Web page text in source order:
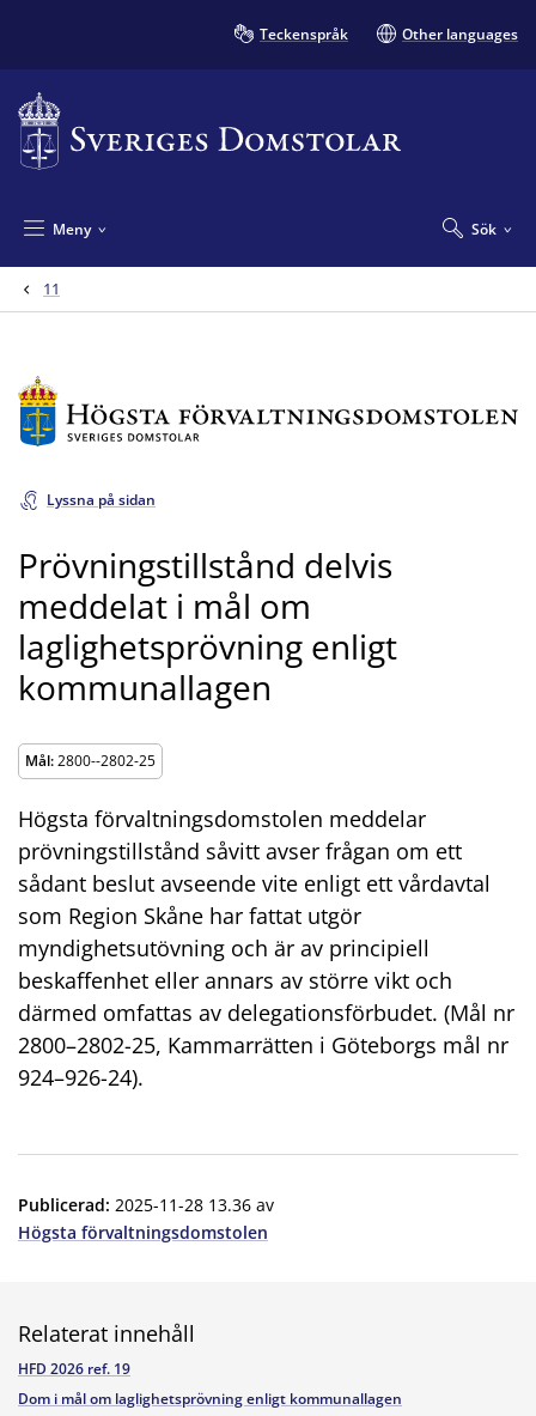
Teckenspråk Other languages
Sök
Meny
11
Lyssna på sidan
Prövningstillstånd delvis
meddelat i mål om
laglighetsprövning enligt
kommunallagen
Mål:2800--2802-25
Högsta förvaltningsdomstolen meddelar
prövningstillstånd såvitt avser frågan om ett
sådant beslut avseende vite enligt ett vårdavtal
som Region Skåne har fattat utgör
myndighetsutövning och är av principiell
beskaffenhet eller annars av större vikt och
därmed omfattas av delegationsförbudet. (Mål nr
2800–2802-25, Kammarrätten i Göteborgs mål nr
924–926-24).
Publicerad: 2025-11-28 13.36 av
Högsta förvaltningsdomstolen
Relaterat innehåll
HFD 2026 ref. 19
Dom i mål om laglighetsprövning enligt kommunallagen